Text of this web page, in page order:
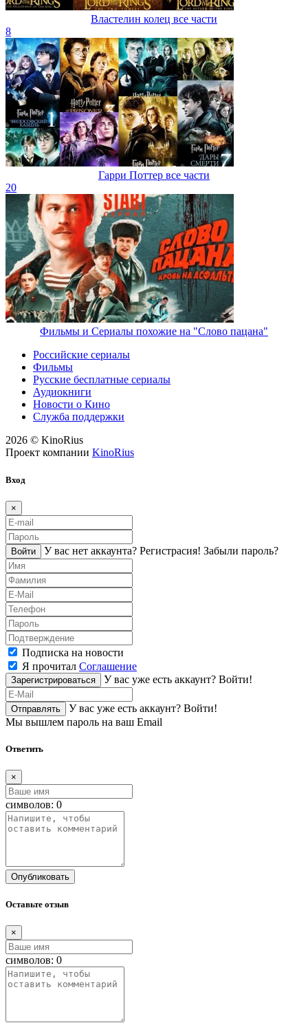
Властелин колец все части
8
Гарри Поттер все части
20
Фильмы и Сериалы похожие на "Слово пацана"
Российские сериалы
Фильмы
Русские бесплатные сериалы
Аудиокниги
Новости о Кино
Служба поддержки
2026 © KinoRius
Проект компании KinoRius
Вход
×
Войти У вас нет аккаунта? Регистраcия! Забыли пароль?
Подписка на новости
Я прочитал Соглашение
Зарегистрироваться У вас уже есть аккаунт? Войти!
Отправлять У вас уже есть аккаунт? Войти!
Мы вышлем пароль на ваш Email
Ответить
×
символов: 0
Опубликовать
Оставьте отзыв
×
символов: 0